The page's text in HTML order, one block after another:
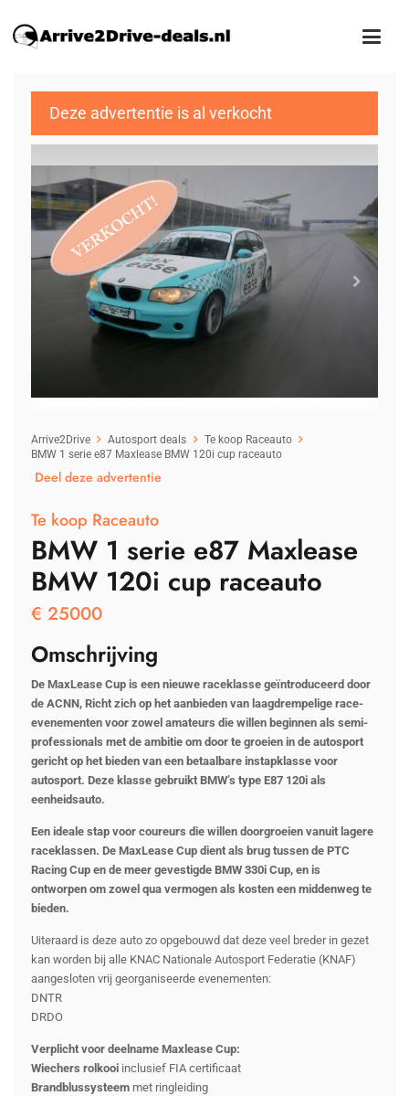
Deze advertentie is al verkocht
Arrive2Drive Autosport deals
Te koop Raceauto
BMW 1 serie e87 Maxlease BMW 120i cup raceauto
Deel deze advertentie
Te koop Raceauto
BMW 1 serie e87 Maxlease
BMW 120i cup raceauto
€ 25000
Omschrijving
De MaxLease Cup is een nieuwe raceklasse geïntroduceerd door
de ACNN, Richt zich op het aanbieden van laagdrempelige race-
evenementen voor zowel amateurs die willen beginnen als semi-
professionals met de ambitie om door te groeien in de autosport
gericht op het bieden van een betaalbare instapklasse voor
autosport. Deze klasse gebruikt BMW’s type E87 120i als
eenheidsauto.
Een ideale stap voor coureurs die willen doorgroeien vanuit lagere
raceklassen. De MaxLease Cup dient als brug tussen de PTC
Racing Cup en de meer gevestigde BMW 330i Cup, en is
ontworpen om zowel qua vermogen als kosten een middenweg te
bieden.
Uiteraard is deze auto zo opgebouwd dat deze veel breder in gezet
kan worden bij alle KNAC Nationale Autosport Federatie (KNAF)
aangesloten vrij georganiseerde evenementen:
DNTR
DRDO
Verplicht voor deelname Maxlease Cup:
Wiechers rolkooi inclusief FIA certificaat
Brandblussysteem met ringleiding